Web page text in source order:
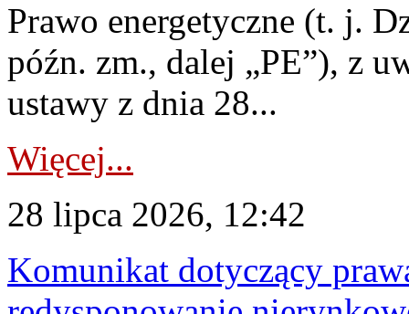
Prawo energetyczne (t. j.
późn. zm., dalej „PE”), z
ustawy z dnia 28...
Więcej...
28 lipca 2026, 12:42
Komunikat dotyczący